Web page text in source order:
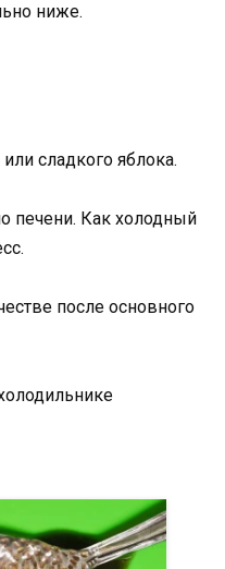
ниже.
сладкого яблока.
печени. Как холодный
после основного